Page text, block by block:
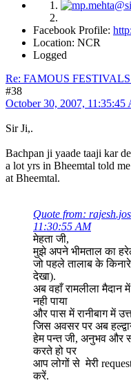
Facebook Profile:
Location: NCR
Logged
Re: FAMOUS
#38
October 30, 2007, 11:35:45
Sir Ji,.
Bachpan ji yaade taaji kar
a lot yrs in Bheemtal told
at Bheemtal.
Quote from:
11:30:55 AM
मेहता जी,
मुझे अपने भीमताल का
जो पहले तालाब के
देखा).
अब वहाँ रामलीला
नही पाया
और पास में रानीबाग में
जिस अवसर पर अब
हेम पन्त जी, अनुभव और
करते हो पर
आप लोगों से मेरी
करें.